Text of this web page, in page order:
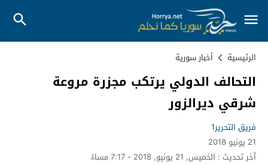
الرئيسية أخبار سورية
التحالف الدولي يرتكب مجزرة مروعة
شرقي ديرالزور
فريق التحرير1
21 يونيو 2018
آخر تحديث : الخميس, 21 يونيو, 2018 - 7:17 مساءً